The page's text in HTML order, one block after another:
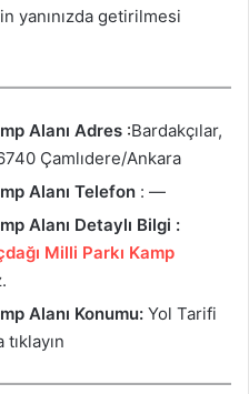
yanınızda getirilmesi
Alanı Adres :Bardakçılar,
Çamlıdere/Ankara
Alanı Telefon : —
Alanı Detaylı Bilgi :
Milli Parkı Kamp
Alanı Konumu: Yol Tarifi
tıklayın